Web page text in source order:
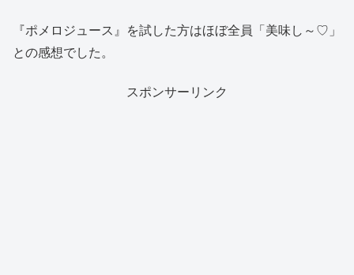
『ポメロジュース』を試した方はほぼ全員「美味し～♡」
との感想でした。
スポンサーリンク